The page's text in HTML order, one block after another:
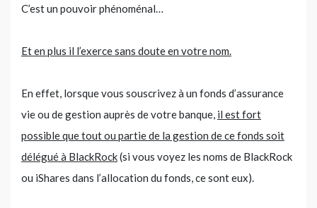
C’est un pouvoir phénoménal…
Et en plus il l’exerce sans doute en votre nom.
En effet, lorsque vous souscrivez à un fonds d’assurance
vie ou de gestion auprès de votre banque, il est fort
possible que tout ou partie de la gestion de ce fonds soit
délégué à BlackRock(si vous voyez les noms de BlackRock
ou iShares dans l’allocation du fonds, ce sont eux).